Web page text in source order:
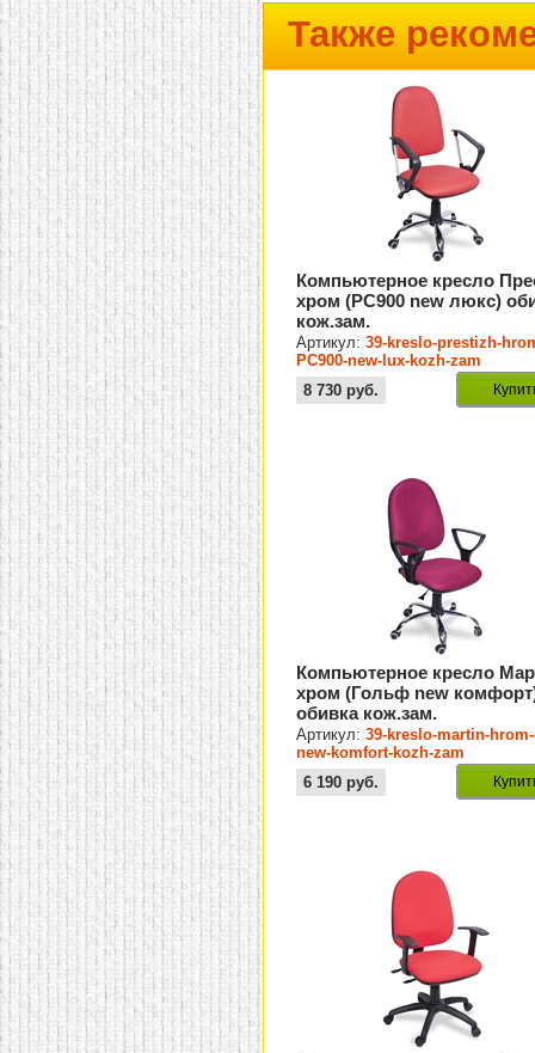
Также
Компьютерное кресло
хром (PC900 new люкс)
кож.зам.
Артикул:39-kreslo-prestizh-
PC900-new-lux-kozh-zam
8 730 руб.
Компьютерное кресло
хром (Гольф new
обивка кож.зам.
Артикул:39-kreslo-martin-
new-komfort-kozh-zam
6 190 руб.